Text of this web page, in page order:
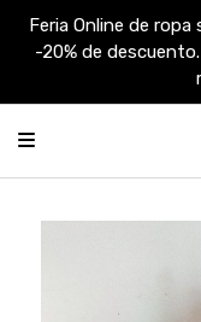
Feria Online de
-20% de